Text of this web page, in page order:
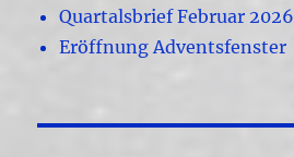
Quartalsbrief Februar 2026
Eröffnung Adventsfenster